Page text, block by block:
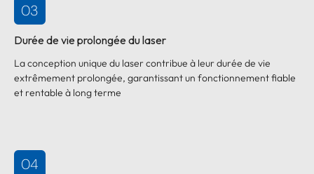
03
Durée de vie prolongée du laser
La conception unique du laser contribue à leur durée de vie
extrêmement prolongée, garantissant un fonctionnement fiable
et rentable à long terme
04